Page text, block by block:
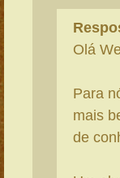
Olá
Para
mais
de